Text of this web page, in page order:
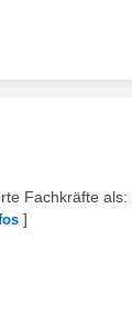
Fachkräfte als:
]